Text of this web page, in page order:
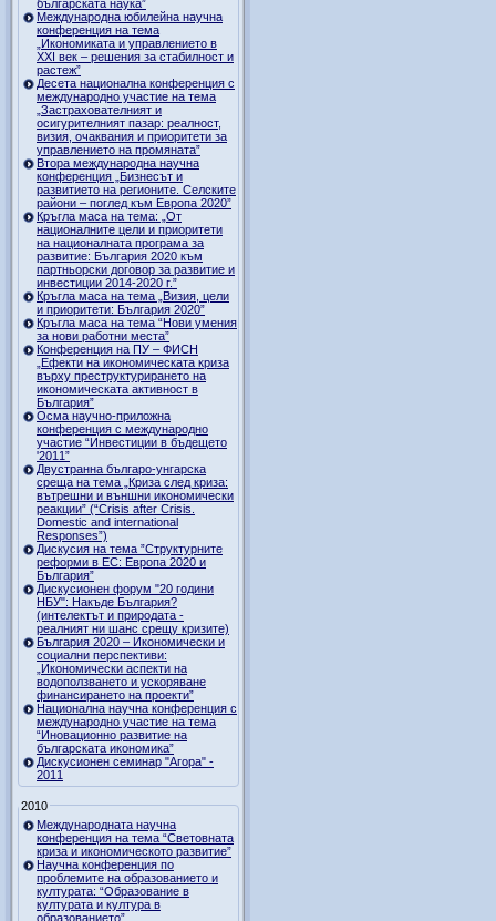
българската наука”
Международна юбилейна научна
конференция на тема
„Икономиката и управлението в
ХХI век – решения за стабилност и
растеж”
Десета национална конференция с
международно участие на тема
„Застрахователният и
осигурителният пазар: реалност,
визия, очаквания и приоритети за
управлението на промяната”
Втора международна научна
конференция „Бизнесът и
развитието на регионите. Селските
райони – поглед към Европа 2020”
Кръгла маса на тема: „От
националните цели и приоритети
на националната програма за
развитие: България 2020 към
партньорски договор за развитие и
инвестиции 2014-2020 г.”
Кръгла маса на тема „Визия, цели
и приоритети: България 2020”
Кръгла маса на тема “Нови умения
за нови работни места”
Конференция на ПУ – ФИСН
„Ефекти на икономическата криза
върху преструктурирането на
икономическата активност в
България”
Осма научно-приложна
конференция с международно
участие “Инвестиции в бъдещето
'2011”
Двустранна българо-унгарска
среща на тема „Криза след криза:
вътрешни и външни икономически
реакции” (“Crisis after Crisis.
Domestic and international
Responses”)
Дискусия на тема ”Структурните
реформи в ЕС: Европа 2020 и
България”
Дискусионен форум "20 години
НБУ": Накъде България?
(интелектът и природата -
реалният ни шанс срещу кризите)
България 2020 – Икономически и
социални перспективи:
„Икономически аспекти на
водоползването и ускоряване
финансирането на проекти”
Национална научна конференция с
международно участие на тема
“Иновационно развитие на
българската икономика”
Дискусионен семинар "Агора" -
2011
2010
Международната научна
конференция на тема “Световната
криза и икономическото развитие”
Научна конференция по
проблемите на образованието и
културата: “Образование в
културата и култура в
образованието”